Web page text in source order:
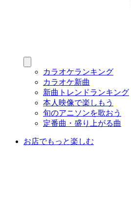
カラオケランキング
カラオケ新曲
新曲トレンドランキング
本人映像で楽しもう
旬のアニソンを歌おう
定番曲・盛り上がる曲
お店でもっと楽しむ